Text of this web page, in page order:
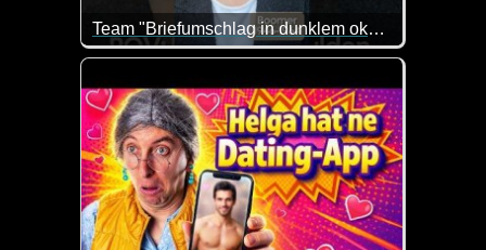
Team "Briefumschlag in dunklem okker"
Warum einfach, wenn es auch umständlich geht